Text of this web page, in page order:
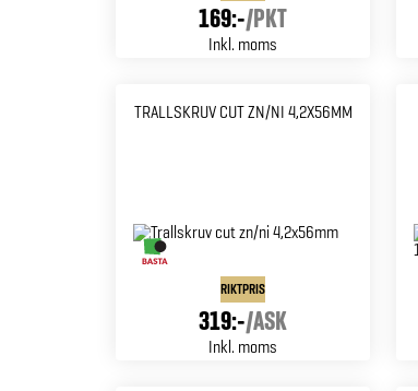
169:-/PKT
Inkl. moms
TRALLSKRUV CUT ZN/NI 4,2X56MM
RIKTPRIS
319:-/ASK
Inkl. moms